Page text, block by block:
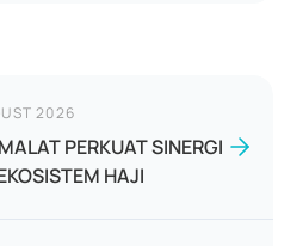
2026
PERKUAT SINERGI
HAJI